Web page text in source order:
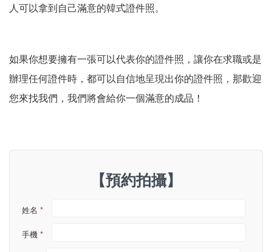
人可以拿到自己滿意的韓式證件照。
如果你想要擁有一張可以代表你的證件照，讓你在求職或是
辦理任何證件時，都可以自信地呈現出你的證件照，那歡迎
您來找我們，我們將會給你一個滿意的成品！
【預約拍攝】
姓名 *
手機 *